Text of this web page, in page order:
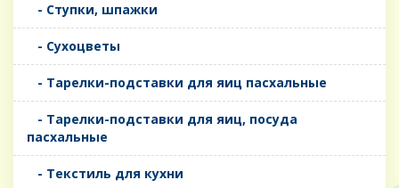
- Ступки, шпажки
- Сухоцветы
- Тарелки-подставки для яиц пасхальные
- Тарелки-подставки для яиц, посуда
пасхальные
- Текстиль для кухни